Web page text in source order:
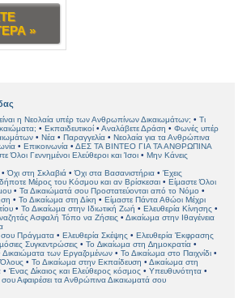
»
η Νεολαία υπέρ των Ανθρωπίνων Δικαιωμάτων;
Τι
Εκπαιδευτικοί Αναλάβετε Δράση
Φωνές υπέρ
Νέα Παραγγελία
Νεολαία για τα Ανθρώπινα
Επικοινωνία
ΔΕΣ ΤΑ ΒΙΝΤΕΟ ΓΙΑ ΤΑ ΑΝΘΡΩΠΙΝΑ
Όλοι Γεννηµένοι Ελεύθεροι και Ίσοι
Μην Κάνεις
Όχι στη Σκλαβιά Όχι στα Βασανιστήρια
Έχεις
Μέρος του Κόσμου και αν Βρίσκεσαι
Είµαστε Όλοι
Τα Δικαιώµατά σου Προστατεύονται από το Νόµο
Το Δικαίωμα στη Δίκη
Είµαστε Πάντα Αθώοι Μέχρι
Το Δικαίωµα στην Ιδιωτική Ζωή
Ελευθερία Κίνησης
Ασφαλή Τόπο να Ζήσεις
Δικαίωµα στην Ιθαγένεια
σου Πράγµατα
Ελευθερία Σκέψης
Ελευθερία Έκφρασης
Συγκεντρώσεις
Το ∆ικαίωµα στη ∆ηµοκρατία
Δικαιώματα των Εργαζοµένων
Το Δικαίωµα στο Παιχνίδι
Όλους
Το Δικαίωµα στην Εκπαίδευση
Δικαίωμα στη
Ένας ∆ίκαιος και Ελεύθερος κόσµος
Υπευθυνότητα
Αφαιρέσει τα Ανθρώπινα Δικαιωματά σου